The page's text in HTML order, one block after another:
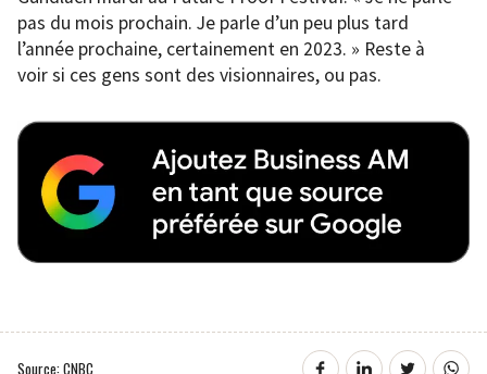
pas du mois prochain. Je parle d’un peu plus tard
l’année prochaine, certainement en 2023. » Reste à
voir si ces gens sont des visionnaires, ou pas.
Source: CNBC